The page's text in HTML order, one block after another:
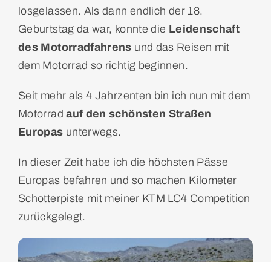
losgelassen. Als dann endlich der 18.
Geburtstag da war, konnte die Leidenschaft
des Motorradfahrens und das Reisen mit
dem Motorrad so richtig beginnen.
Seit mehr als 4 Jahrzenten bin ich nun mit dem
Motorradauf den schönsten Straßen
Europas unterwegs.
In dieser Zeit habe ich die höchsten Pässe
Europas befahren und so machen Kilometer
Schotterpiste mit meiner KTM LC4 Competition
zurückgelegt.